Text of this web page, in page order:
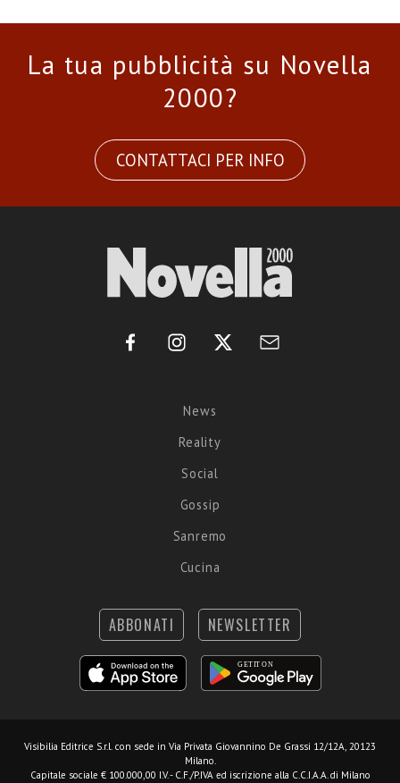
La tua pubblicità su Novella
2000?
CONTATTACI PER INFO
News
Reality
Social
Gossip
Sanremo
Cucina
ABBONATI NEWSLETTER
Visibilia Editrice S.r.l. con sede in Via Privata Giovannino De Grassi 12/12A, 20123
Milano.
Capitale sociale € 100.000,00 I.V. - C.F./P.IVA ed iscrizione alla C.C.I.A.A. di Milano